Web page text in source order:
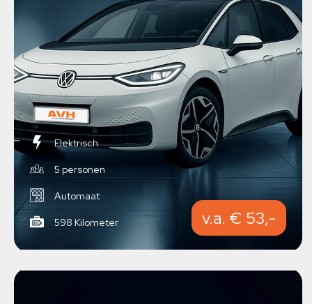
Elektrisch
5 personen
Automaat
598 Kilometer v.a. € 53,-